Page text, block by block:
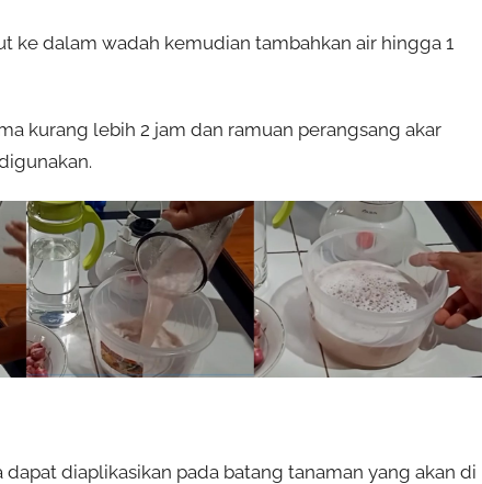
ke dalam wadah kemudian tambahkan air hingga 1
kurang lebih 2 jam dan ramuan perangsang akar
diaplikasikan pada batang tanaman yang akan di